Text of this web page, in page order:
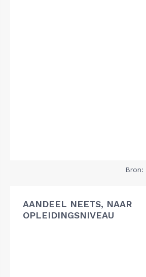
Bron:
AANDEEL NEETS, NAAR
OPLEIDINGSNIVEAU